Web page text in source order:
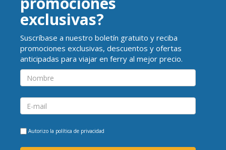
exclusivas?
Suscríbase a nuestro boletín gratuito y reciba
promociones exclusivas, descuentos y ofertas
anticipadas para viajar en ferry al mejor precio.
Autorizo la política de privacidad